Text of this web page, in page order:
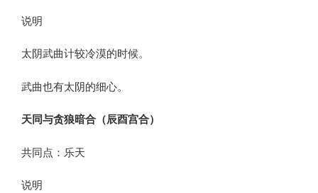
说明
太阴武曲计较冷漠的时候。
武曲也有太阴的细心。
天同与贪狼暗合（辰酉宫合）
共同点：乐天
说明